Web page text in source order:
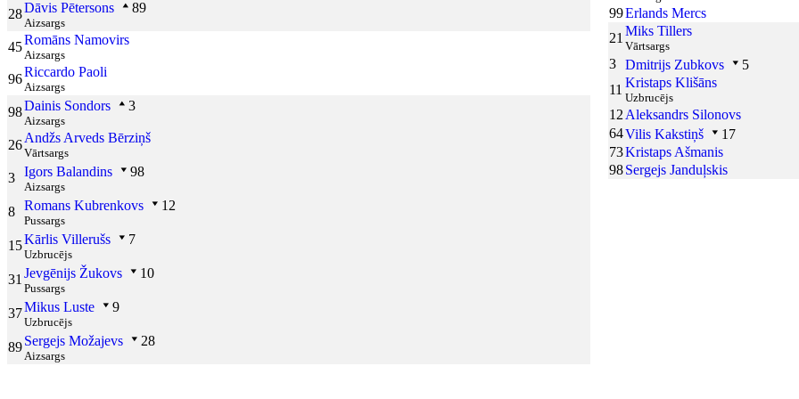
28Dāvis Pētersons 89
Aizsargs
45Romāns Namovirs
Aizsargs
96Riccardo Paoli
Aizsargs
98Dainis Sondors 3
Aizsargs
26Andžs Arveds Bērziņš
Vārtsargs
3 Igors Balandins 98
Aizsargs
8 Romans Kubrenkovs 12
Pussargs
15Kārlis Villerušs 7
Uzbrucējs
31 Jevgēnijs Žukovs 10
Pussargs
37Mikus Luste 9
Uzbrucējs
89Sergejs Možajevs 28
Aizsargs
99Erlands Mercs
21 Miks Tillers
Vārtsargs
3 Dmitrijs Zubkovs
5
11 Kristaps Klišāns
Uzbrucējs
12 Aleksandrs Silonovs
64Vilis Kakstiņš
17
73Kristaps Ašmanis
98Sergejs Janduļskis